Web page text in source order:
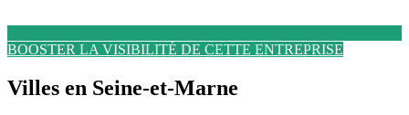
BOOSTER LA VISIBILITÉ DE CETTE ENTREPRISE
Villes en Seine-et-Marne